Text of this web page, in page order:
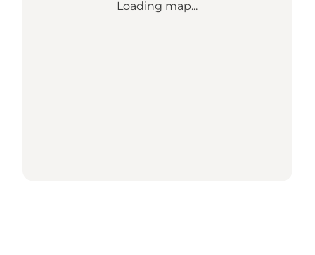
Loading map...